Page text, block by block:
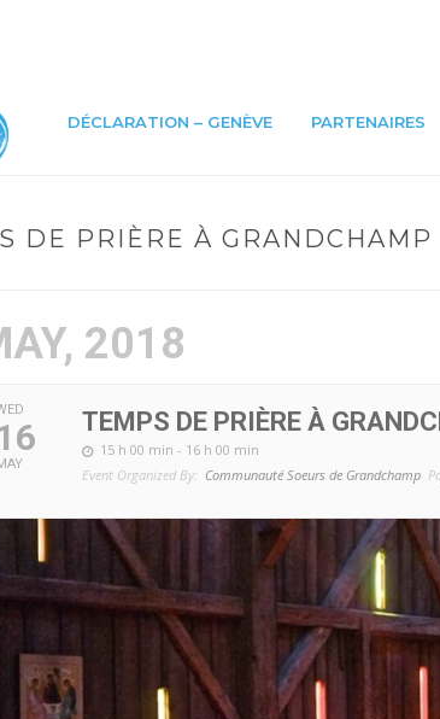
DÉCLARATION – GENÈVE PARTENAIRES
DE PRIÈRE À GRANDCHAMP
2018
TEMPS DE PRIÈRE À
15 h 00 min - 16 h 00 min
Event Organized By: Communauté Soeurs de Grandchamp